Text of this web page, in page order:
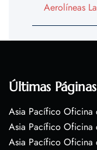
Aerolíneas
Últimas Páginas
Asia Pacífico Oficina
Asia Pacífico Oficina
Asia Pacífico Oficina